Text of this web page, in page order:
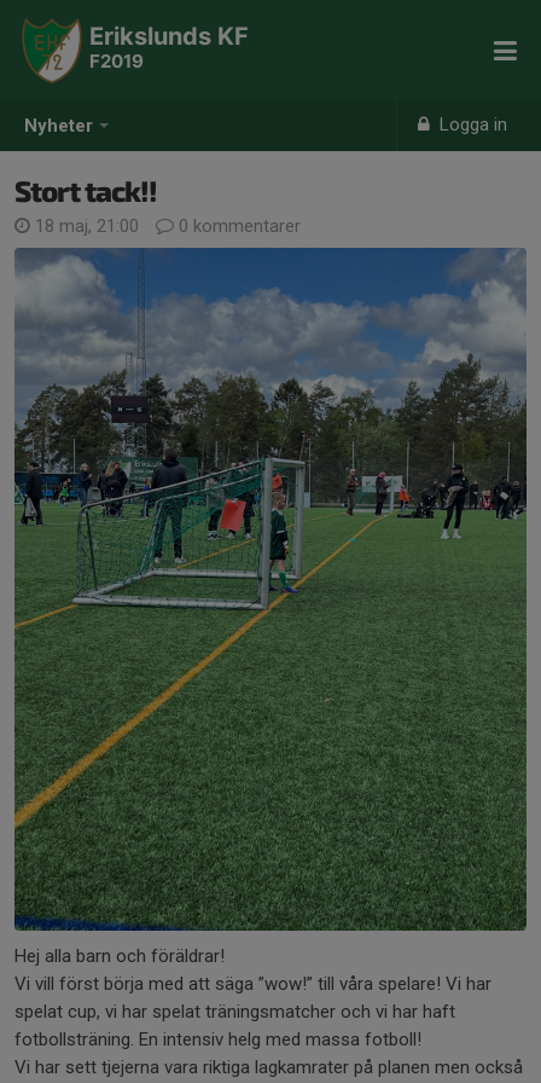
Nyheter Logga in
Erikslunds KF
F2019
Stort tack!!
18 maj, 21:00 0 kommentarer
Hej alla barn och föräldrar!
Vi vill först börja med att säga ”wow!” till våra spelare! Vi har
spelat cup, vi har spelat träningsmatcher och vi har haft
fotbollsträning. En intensiv helg med massa fotboll!
Vi har sett tjejerna vara riktiga lagkamrater på planen men också